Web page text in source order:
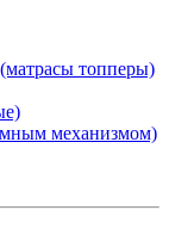
топперы)
механизмом)